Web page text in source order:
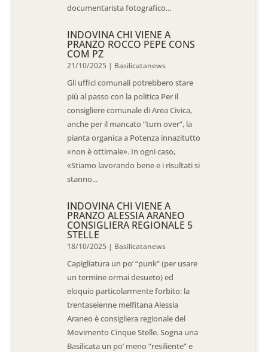
documentarista fotografico...
INDOVINA CHI VIENE A
PRANZO ROCCO PEPE CONS
COM PZ
21/10/2025 | Basilicatanews
Gli uffici comunali potrebbero stare
più al passo con la politica Per il
consigliere comunale di Area Civica,
anche per il mancato “turn over”, la
pianta organica a Potenza innazitutto
«non è ottimale». In ogni caso,
«Stiamo lavorando bene e i risultati si
stanno...
INDOVINA CHI VIENE A
PRANZO ALESSIA ARANEO
CONSIGLIERA REGIONALE 5
STELLE
18/10/2025 | Basilicatanews
Capigliatura un po’ “punk” (per usare
un termine ormai desueto) ed
eloquio particolarmente forbito: la
trentaseienne melfitana Alessia
Araneo è consigliera regionale del
Movimento Cinque Stelle. Sogna una
Basilicata un po’ meno “resiliente” e